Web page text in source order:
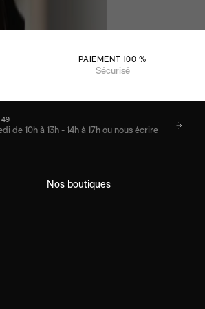
PAIEMENT 100 %
Sécurisé
de 10h à 13h - 14h à 17h ou nous écrire
Nos boutiques